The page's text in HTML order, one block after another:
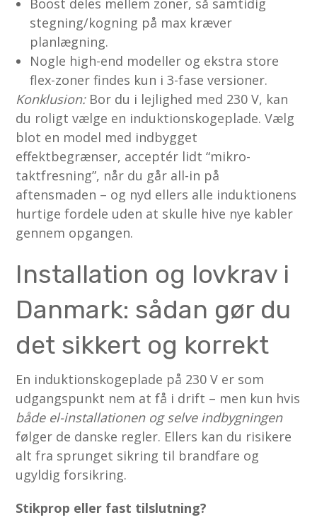
stegning/kogning på max kræver
planlægning.
Nogle high-end modeller og ekstra store
flex-zoner findes kun i 3-fase versioner.
Konklusion:Bor du i lejlighed med 230 V, kan
du roligt vælge en induktionskogeplade. Vælg
blot en model med indbygget
effektbegrænser, acceptér lidt “mikro-
taktfresning”, når du går all-in på
aftensmaden – og nyd ellers alle induktionens
hurtige fordele uden at skulle hive nye kabler
gennem opgangen.
Installation og lovkrav i
Danmark: sådan gør du
det sikkert og korrekt
En induktionskogeplade på 230 V er som
udgangspunkt nem at få i drift – men kun hvis
både el-installationen og selve indbygningen
følger de danske regler. Ellers kan du risikere
alt fra sprunget sikring til brandfare og
ugyldig forsikring.
Stikprop eller fast tilslutning?